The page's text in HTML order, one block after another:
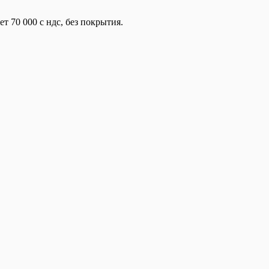
70 000 с ндс, без покрытия.